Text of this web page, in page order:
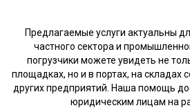
Предлагаемые услуги актуальны
частного сектора и
погрузчики можете увидеть не
площадках, но и в портах, на складах
других предприятий. Наша помощь
юридическим лицам на